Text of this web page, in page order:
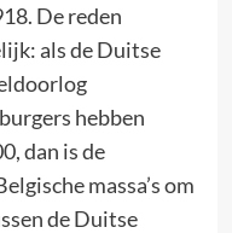
De reden
als de Duitse
hebben
dan is de
massa’s om
de Duitse